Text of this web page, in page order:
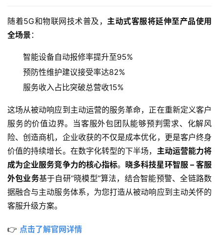
随着5G和物联网技术普及， 主动式客服将延伸至产品使用
全场景 ：
智能设备自动报修率提升至95%
预防性维护建议接受率达82%
服务收入占比突破总营收15%
这场从被动响应到主动运营的服务革命，正在重新定义客户
服务的价值边界。当客服外包团队能够预判需求、化解风
险、创造商机，企业收获的不仅是成本优化，更是客户终身
价值的持续增长。在数字化转型的下半场， 主动运营能力将
成为企业服务竞争力的核心指标。 晓多科技星环智服 – 客服
外包业务基于自研“晓模型”算法，结合智能预警、全链路数
据融合与主动服务体系，为您打造从被动响应到主动关怀的
客服升级方案。
👉 点击了解官网详情